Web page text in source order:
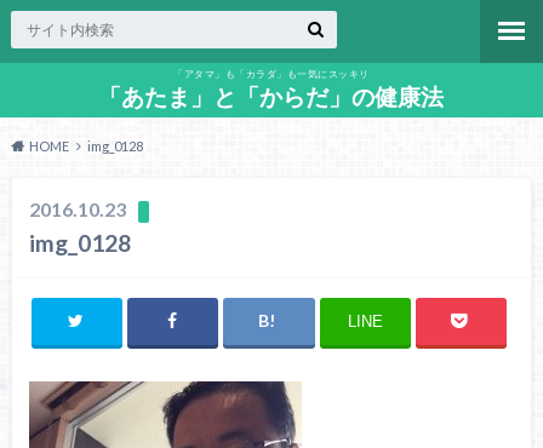
「アタマ」も「カラダ」も一気にスッキリ
「あたま」と「からだ」の健康法
HOME img_0128
2016.10.23
img_0128
LINE